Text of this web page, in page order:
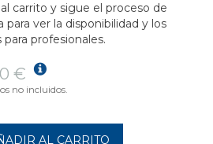
carrito y sigue el proceso de
para ver la disponibilidad y los
para profesionales.
€
no incluidos.
AL CARRITO